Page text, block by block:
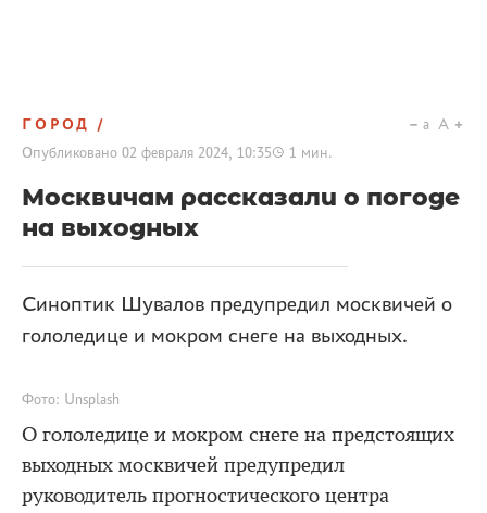
ГОРОД
Опубликовано 02 февраля 2024, 10:35 1 мин.
a A
Москвичам рассказали о погоде
на выходных
Синоптик Шувалов предупредил москвичей о
гололедице и мокром снеге на выходных.
Фото: Unsplash
О гололедице и мокром снеге на предстоящих
выходных москвичей предупредил
руководитель прогностического центра